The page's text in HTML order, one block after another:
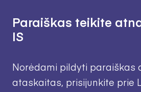
Paraiškas teikite
IS
Norėdami pildyti paraiškas
ataskaitas, prisijunkite prie